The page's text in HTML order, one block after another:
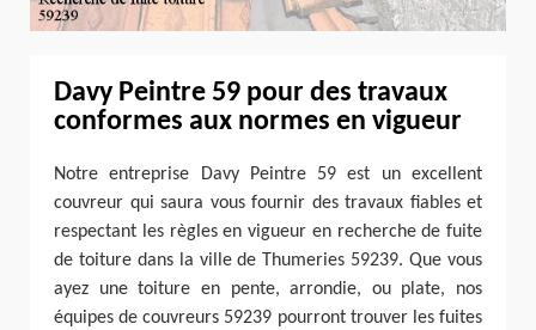
Davy Peintre 59 pour des travaux
conformes aux normes en vigueur
Notre entreprise Davy Peintre 59 est un excellent
couvreur qui saura vous fournir des travaux fiables et
respectant les règles en vigueur en recherche de fuite
de toiture dans la ville de Thumeries 59239. Que vous
ayez une toiture en pente, arrondie, ou plate, nos
équipes de couvreurs 59239 pourront trouver les fuites